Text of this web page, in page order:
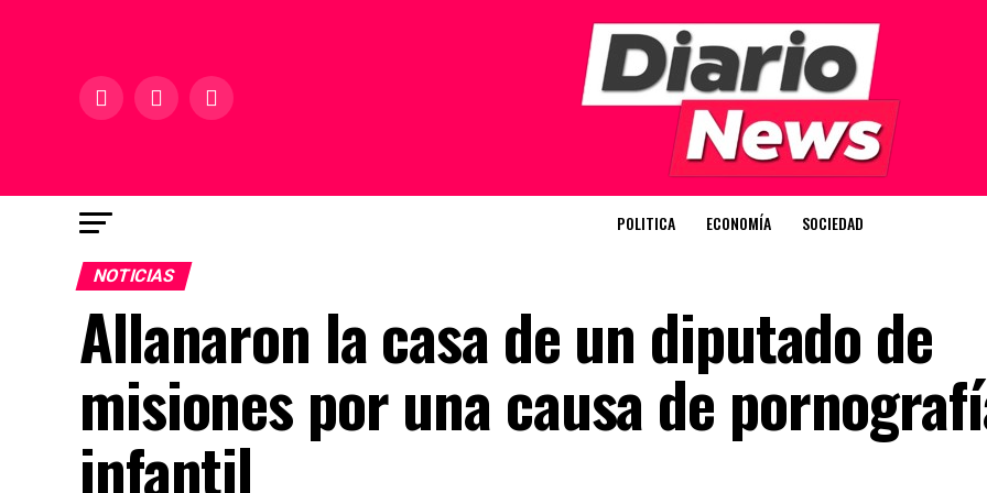
POLITICA ECONOMÍA SOCIEDAD
NOTICIAS
Allanaron la casa de un diputado de
misiones por una causa de
infantil